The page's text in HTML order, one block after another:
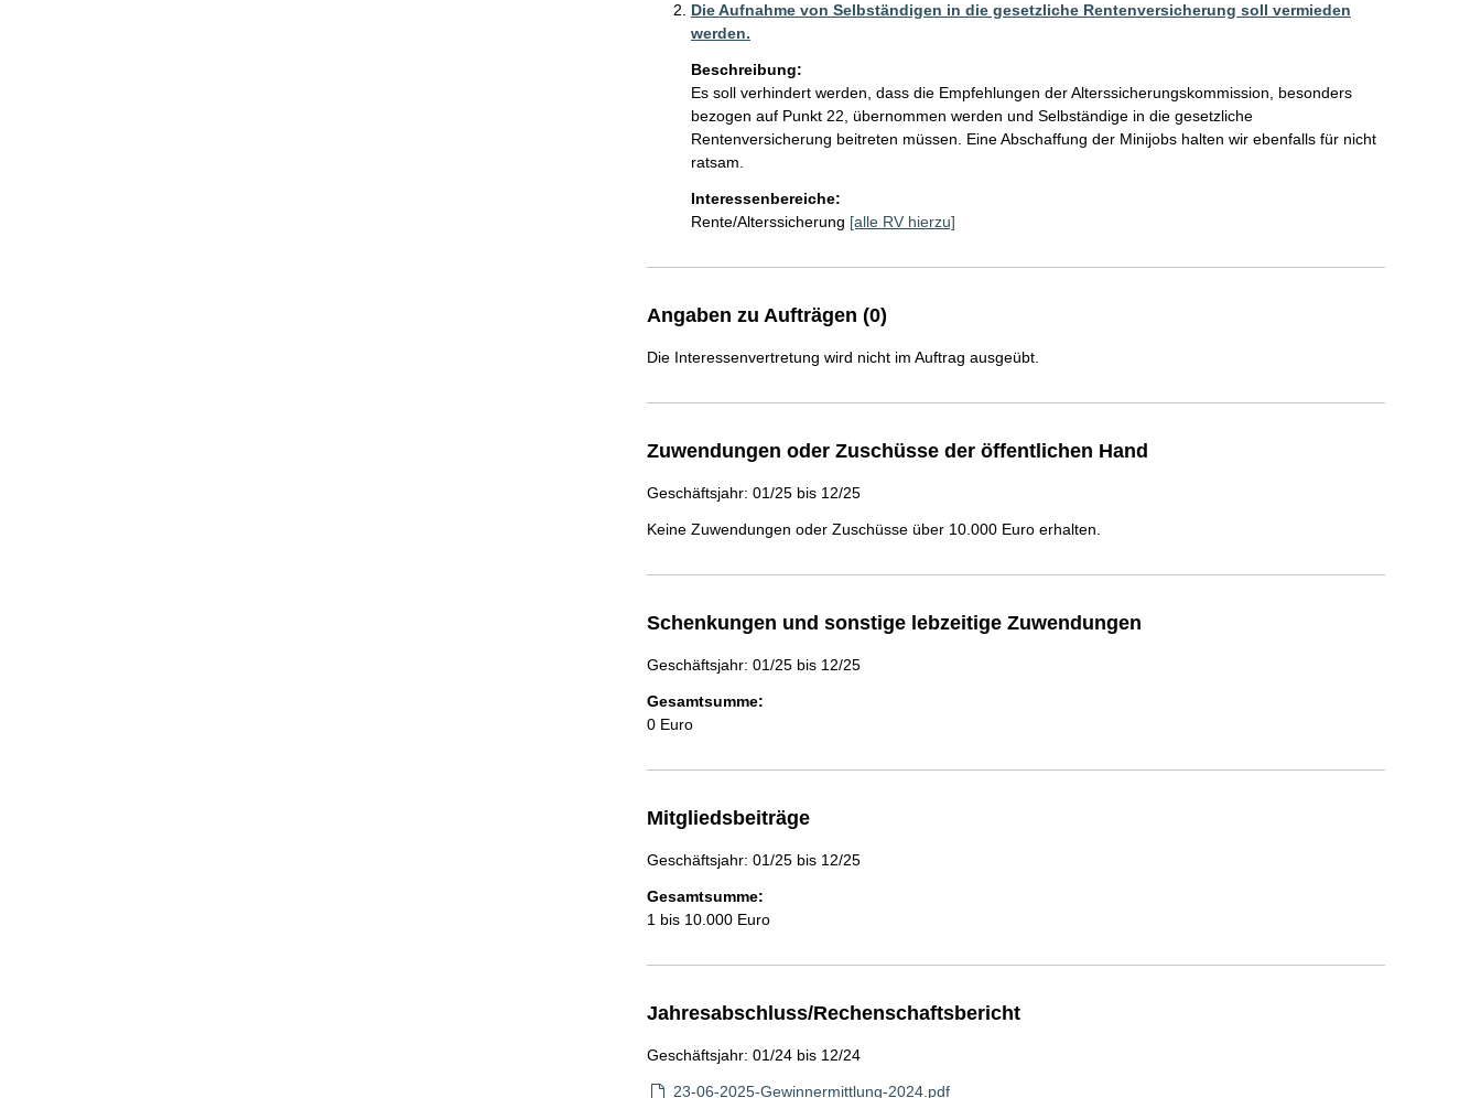
Die Aufnahme von Selbständigen in die gesetzliche Rentenversicherung soll vermieden
werden.
Beschreibung:
Es soll verhindert werden, dass die Empfehlungen der Alterssicherungskommission, besonders
bezogen auf Punkt 22, übernommen werden und Selbständige in die gesetzliche
Rentenversicherung beitreten müssen. Eine Abschaffung der Minijobs halten wir ebenfalls für nicht
ratsam.
Interessenbereiche:
Rente/Alterssicherung [alle RV hierzu]
Angaben zu Aufträgen (0)
Die Interessenvertretung wird nicht im Auftrag ausgeübt.
Zuwendungen oder Zuschüsse der öffentlichen Hand
Geschäftsjahr: 01/25 bis 12/25
Keine Zuwendungen oder Zuschüsse über 10.000 Euro erhalten.
Schenkungen und sonstige lebzeitige Zuwendungen
Geschäftsjahr: 01/25 bis 12/25
Gesamtsumme:
0 Euro
Mitgliedsbeiträge
Geschäftsjahr: 01/25 bis 12/25
Gesamtsumme:
1 bis 10.000 Euro
Jahresabschluss/Rechenschaftsbericht
Geschäftsjahr: 01/24 bis 12/24
23-06-2025-Gewinnermittlung-2024.pdf